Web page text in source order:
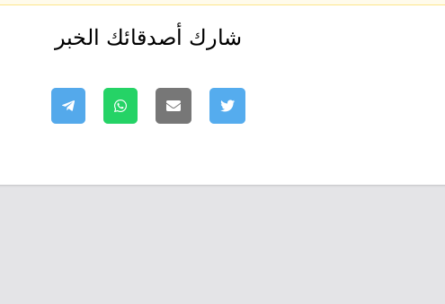
شارك أصدقائك الخبر